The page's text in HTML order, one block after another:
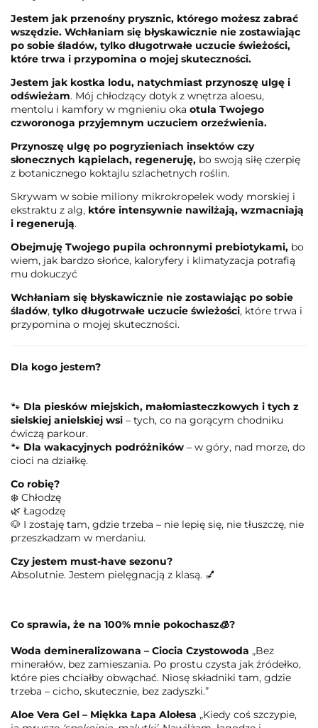
Jestem jak przenośny prysznic, którego możesz zabrać
wszędzie. Wchłaniam się błyskawicznie nie zostawiając
po sobie śladów, tylko długotrwałe uczucie świeżości,
które trwa i przypomina o mojej skuteczności.
Jestem jak kostka lodu, natychmiast przynoszę ulgę i
odświeżam. Mój chłodzący dotyk z wnętrza aloesu,
mentolu i kamfory w mgnieniu oka otula Twojego
czworonoga przyjemnym uczuciem orzeźwienia.
Przynoszę ulgę po pogryzieniach insektów czy
słonecznych kąpielach, regeneruję, bo swoją siłę czerpię
z botanicznego koktajlu szlachetnych roślin.
Skrywam w sobie miliony mikrokropelek wody morskiej i
ekstraktu z alg, które intensywnie nawilżają, wzmacniają
i regenerują.
Obejmuję Twojego pupila ochronnymi prebiotykami, bo
wiem, jak bardzo słońce, kaloryfery i klimatyzacja potrafią
mu dokuczyć
Wchłaniam się błyskawicznie nie zostawiając po sobie
śladów, tylko długotrwałe uczucie świeżości, które trwa i
przypomina o mojej skuteczności.
Dla kogo jestem?
🐾 Dla piesków miejskich, małomiasteczkowych i tych z
sielskiej anielskiej wsi – tych, co na gorącym chodniku
ćwiczą parkour.
🐾 Dla wakacyjnych podróżników – w góry, nad morze, do
cioci na działkę.
Co robię?
❄️ Chłodzę
🌿 Łagodzę
🐶 I zostaję tam, gdzie trzeba – nie lepię się, nie tłuszczę, nie
przeszkadzam w merdaniu.
Czy jestem must-have sezonu?
Absolutnie. Jestem pielęgnacją z klasą. 💅
Co sprawia, że na 100% mnie pokochasz🧊?
Woda demineralizowana – Ciocia Czystowoda „Bez
minerałów, bez zamieszania. Po prostu czysta jak źródełko,
które pies chciałby obwąchać. Niosę składniki tam, gdzie
trzeba – cicho, skutecznie, bez zadyszki.”
Aloe Vera Gel – Miękka Łapa Alołesa „Kiedy coś szczypie,